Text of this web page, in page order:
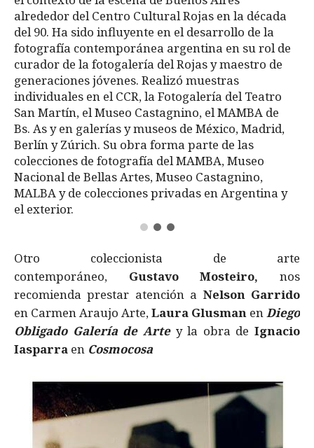
alrededor del Centro Cultural Rojas en la década
del 90. Ha sido influyente en el desarrollo de la
fotografía contemporánea argentina en su rol de
curador de la fotogalería del Rojas y maestro de
generaciones jóvenes. Realizó muestras
individuales en el CCR, la Fotogalería del Teatro
San Martín, el Museo Castagnino, el MAMBA de
Bs. As y en galerías y museos de México, Madrid,
Berlín y Zúrich. Su obra forma parte de las
colecciones de fotografía del MAMBA, Museo
Nacional de Bellas Artes, Museo Castagnino,
MALBA y de colecciones privadas en Argentina y
el exterior.
Otro coleccionista de arte
contemporáneo, Gustavo Mosteiro, nos
recomienda prestar atención a Nelson Garrido
en Carmen Araujo Arte,Laura Glusman enDiego
Obligado Galería de Artey la obra de Ignacio
Iasparra en Cosmocosa